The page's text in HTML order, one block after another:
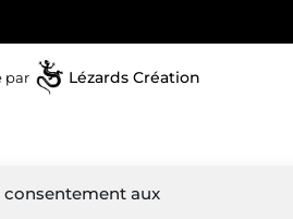
consentement aux
par Lézards Création